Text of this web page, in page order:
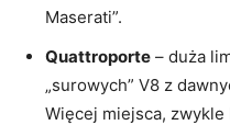
Maserati”.
Quattroporte – duża
„surowych” V8 z
Więcej miejsca,